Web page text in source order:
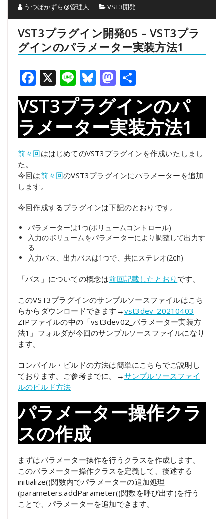
うつぼかずら@管理人 VST3開発
VST3プラグイン開発05 – VST3プラ
グインのパラメーター実装方法1
Facebook
X LineBluesky
Mastodon
有
VST3プラグインのパ
ラメーター実装方法1
前々回ははじめてのVST3プラグインを作成いたしまし
た。
今回は前々回のVST3プラグインにパラメーターを追加
します。
今回作成するプラグインは下記のとおりです。
パラメーターは1つ(ボリュームコントロール)
入力のボリュームをパラメーターにより調整して出力す
る
入力バス、出力バスは1つで、共にステレオ(2ch)
「バス」についての概念は前回記載したとおり です。
このVST3プラグインのサンプルソースファイルはこち
らからダウンロードできます→vst3dev_20210403
ZIPファイルの中の「vst3dev02_パラメーター実装方
法1」フォルダが今回のサンプルソースファイルになり
ます。
コンパイル・ビルドの方法は簡単にこちらでご説明し
ております。ご参考までに。→サンプルソースファイ
ルのビルド方法
パラメーター操作クラ
スの作成
まずはパラメーター操作を行うクラスを作成します。
このパラメーター操作クラスを定義して、後述する
initialize()関数内でパラメーターの追加処理
(parameters.addParameter()関数を呼び出す)を行う
ことで、パラメーターを追加できます。